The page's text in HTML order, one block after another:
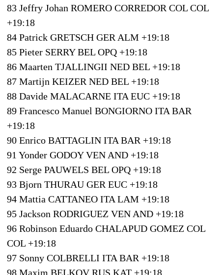
83 Jeffry Johan ROMERO CORREDOR COL COL
+19:18
84 Patrick GRETSCH GER ALM +19:18
85 Pieter SERRY BEL OPQ +19:18
86 Maarten TJALLINGII NED BEL +19:18
87 Martijn KEIZER NED BEL +19:18
88 Davide MALACARNE ITA EUC +19:18
89 Francesco Manuel BONGIORNO ITA BAR
+19:18
90 Enrico BATTAGLIN ITA BAR +19:18
91 Yonder GODOY VEN AND +19:18
92 Serge PAUWELS BEL OPQ +19:18
93 Bjorn THURAU GER EUC +19:18
94 Mattia CATTANEO ITA LAM +19:18
95 Jackson RODRIGUEZ VEN AND +19:18
96 Robinson Eduardo CHALAPUD GOMEZ COL
COL +19:18
97 Sonny COLBRELLI ITA BAR +19:18
98 Maxim BELKOV RUS KAT +19:18